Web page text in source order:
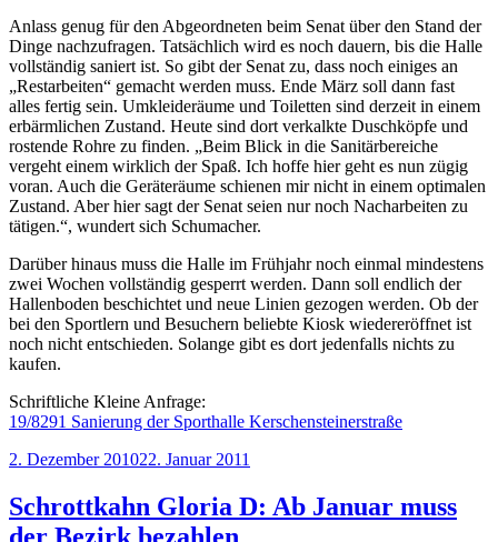
Anlass genug für den Abgeordneten beim Senat über den Stand der
Dinge nachzufragen. Tatsächlich wird es noch dauern, bis die Halle
vollständig saniert ist. So gibt der Senat zu, dass noch einiges an
„Restarbeiten“ gemacht werden muss. Ende März soll dann fast
alles fertig sein. Umkleideräume und Toiletten sind derzeit in einem
erbärmlichen Zustand. Heute sind dort verkalkte Duschköpfe und
rostende Rohre zu finden. „Beim Blick in die Sanitärbereiche
vergeht einem wirklich der Spaß. Ich hoffe hier geht es nun zügig
voran. Auch die Geräteräume schienen mir nicht in einem optimalen
Zustand. Aber hier sagt der Senat seien nur noch Nacharbeiten zu
tätigen.“, wundert sich Schumacher.
Darüber hinaus muss die Halle im Frühjahr noch einmal mindestens
zwei Wochen vollständig gesperrt werden. Dann soll endlich der
Hallenboden beschichtet und neue Linien gezogen werden. Ob der
bei den Sportlern und Besuchern beliebte Kiosk wiedereröffnet ist
noch nicht entschieden. Solange gibt es dort jedenfalls nichts zu
kaufen.
Schriftliche Kleine Anfrage:
19/8291 Sanierung der Sporthalle Kerschensteinerstraße
Veröffentlicht
2. Dezember 201022. Januar 2011
Schrottkahn Gloria D: Ab Januar muss